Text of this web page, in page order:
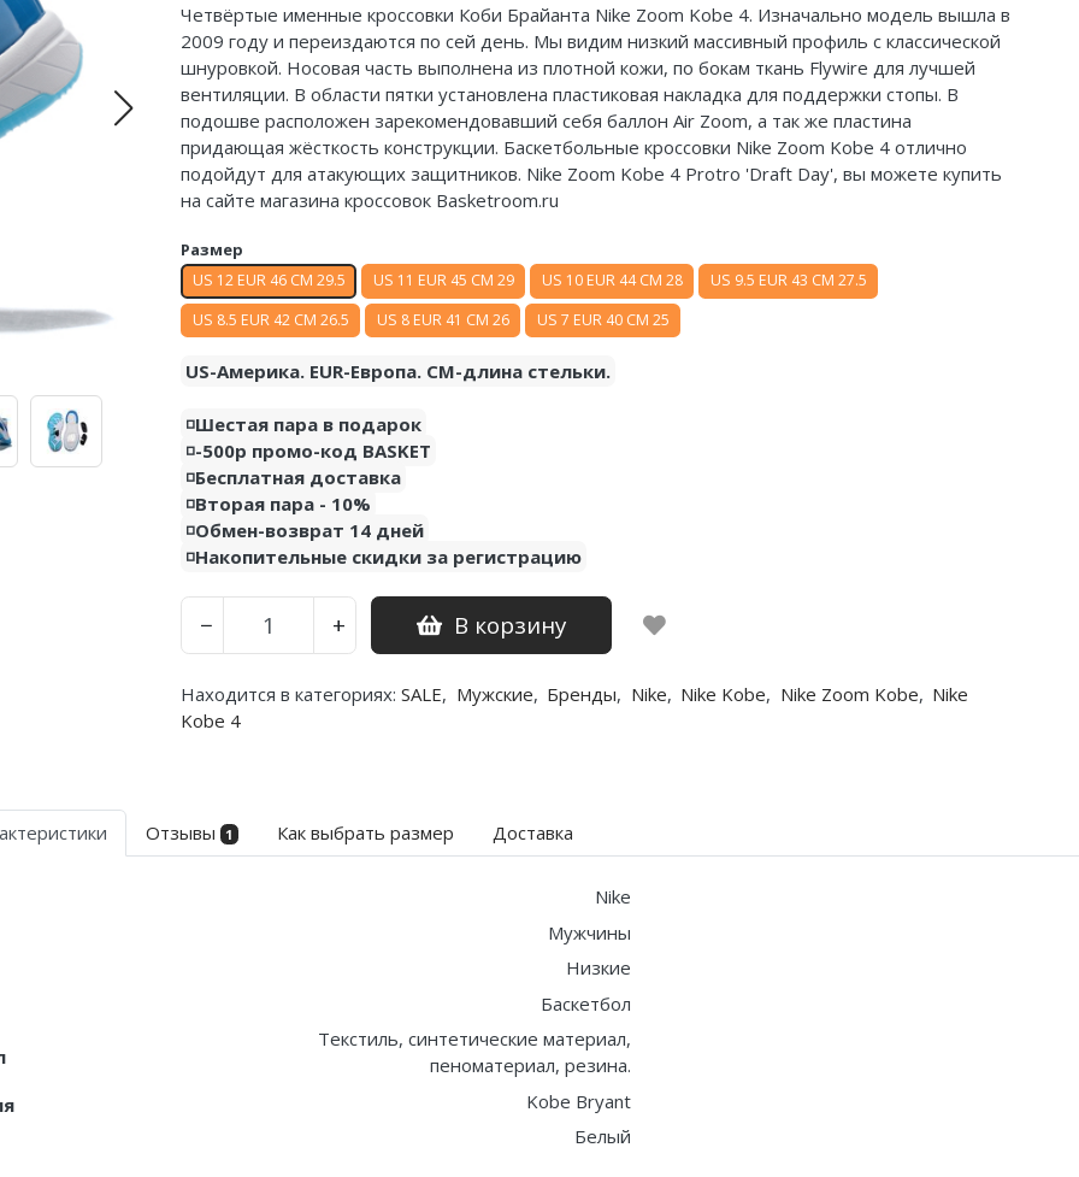
Четвёртые именные кроссовки Коби Брайанта Nike Zoom Kobe 4. Изначально модель вышла в
2009 году и переиздаются по сей день. Мы видим низкий массивный профиль с классической
шнуровкой. Носовая часть выполнена из плотной кожи, по бокам ткань Flywire для лучшей
вентиляции. В области пятки установлена пластиковая накладка для поддержки стопы. В
подошве расположен зарекомендовавший себя баллон Air Zoom, а так же пластина
придающая жёсткость конструкции. Баскетбольные кроссовки Nike Zoom Kobe 4 отлично
подойдут для атакующих защитников. Nike Zoom Kobe 4 Protro 'Draft Day', вы можете купить
на сайте магазина кроссовок Basketroom.ru
Размер
US 12 EUR 46 CM 29.5 US 11 EUR 45 CM 29 US 10 EUR 44 CM 28
US 9.5 EUR 43 CM 27.5
US 8.5 EUR 42 CM 26.5
US 8 EUR 41 CM 26 US 7 EUR 40 CM 25
US-Америка. EUR-Европа. CM-длина стельки.
◽️Шестая пара в подарок
◽️-500р промо-код BASKET
◽️Бесплатная доставка
◽️Вторая пара - 10%
◽️Обмен-возврат 14 дней
◽️Накопительные скидки за регистрацию
− + В корзину
Находится в категориях: SALE, Мужские, Бренды, Nike, Nike Kobe, Nike Zoom Kobe, Nike
Kobe 4
Отзывы 1 Как выбрать размер Доставка
Nike
Мужчины
Низкие
Баскетбол
Текстиль, синтетические материал,
пеноматериал, резина.
Kobe Bryant
Белый